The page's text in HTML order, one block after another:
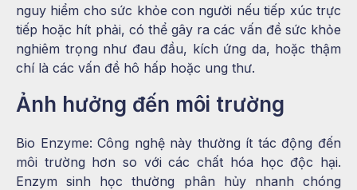
nguy hiểm cho sức khỏe con người nếu tiếp xúc trực
tiếp hoặc hít phải, có thể gây ra các vấn đề sức khỏe
nghiêm trọng như đau đầu, kích ứng da, hoặc thậm
chí là các vấn đề hô hấp hoặc ung thư.
Ảnh hưởng đến môi trường
Bio Enzyme: Công nghệ này thường ít tác động đến
môi trường hơn so với các chất hóa học độc hại.
Enzym sinh học thường phân hủy nhanh chóng